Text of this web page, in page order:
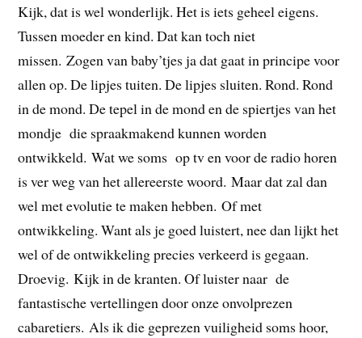
Kijk, dat is wel wonderlijk. Het is iets geheel eigens.
Tussen moeder en kind. Dat kan toch niet
missen. Zogen van baby’tjes ja dat gaat in principe voor
allen op. De lipjes tuiten. De lipjes sluiten. Rond. Rond
in de mond. De tepel in de mond en de spiertjes van het
mondje die spraakmakend kunnen worden
ontwikkeld. Wat we soms op tv en voor de radio horen
is ver weg van het allereerste woord. Maar dat zal dan
wel met evolutie te maken hebben. Of met
ontwikkeling. Want als je goed luistert, nee dan lijkt het
wel of de ontwikkeling precies verkeerd is gegaan.
Droevig. Kijk in de kranten. Of luister naar de
fantastische vertellingen door onze onvolprezen
cabaretiers. Als ik die geprezen vuiligheid soms hoor,